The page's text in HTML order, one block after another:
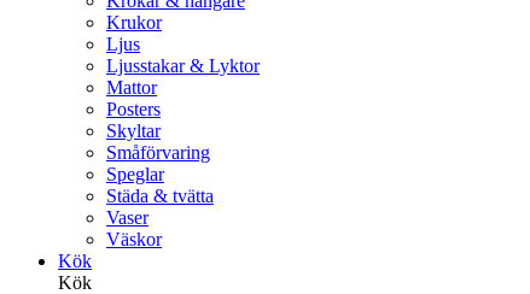
Krukor
Ljus
Ljusstakar & Lyktor
Mattor
Posters
Skyltar
Småförvaring
Speglar
Städa & tvätta
Vaser
Väskor
Kök
Kök